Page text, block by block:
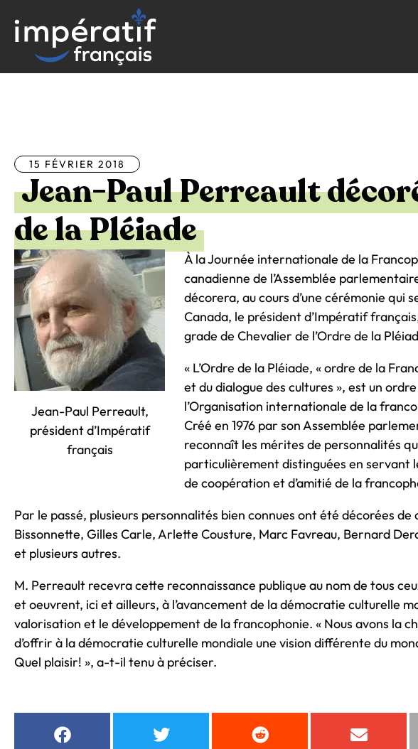
contenu
15 FÉVRIER 2018
Jean-Paul Perreault
de la Pléiade
Jean-Paul Perreault,
président d’Impératif
français
À la Journée internationale de la
canadienne de l’Assemblée
décorera, au cours d’une cérémonie qui
Canada, le président d’Impératif
grade de Chevalier de l’Ordre de la
« L’Ordre de la Pléiade, « ordre de la
et du dialogue des cultures », est un
l’Organisation internationale de la
Créé en 1976 par son Assemblée
reconnaît les mérites de personnalités
particulièrement distinguées en servant
de coopération et d’amitié de la
Par le passé, plusieurs personnalités bien connues ont été décorées
Bissonnette, Gilles Carle, Arlette Cousture, Marc Favreau, Bernard
et plusieurs autres.
M. Perreault recevra cette reconnaissance publique au nom de tous
et oeuvrent, ici et ailleurs, à l’avancement de la démocratie culturelle
valorisation et le développement de la francophonie. « Nous avons la
d’offrir à la démocratie culturelle mondiale une vision différente du
Quel plaisir! », a-t-il tenu à préciser.